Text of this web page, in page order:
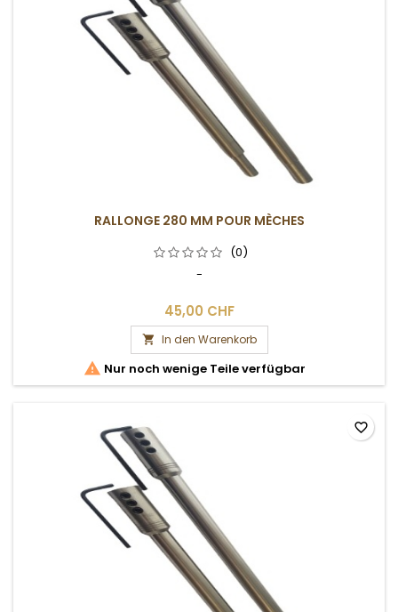
RALLONGE 280 MM POUR MÈCHES
(0)
-
45,00 CHF
 In den Warenkorb
 Nur noch wenige Teile verfügbar
favorite_border